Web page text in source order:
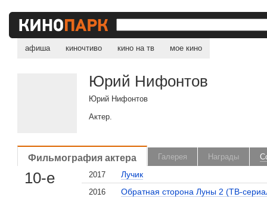
афиша киночтиво кино на тв мое кино
Юрий Нифонтов
Юрий Нифонтов
Актер.
Фильмография актера Галерея Награды
10-е 2017 Лучик
2016 Обратная сторона Луны 2 (ТВ-